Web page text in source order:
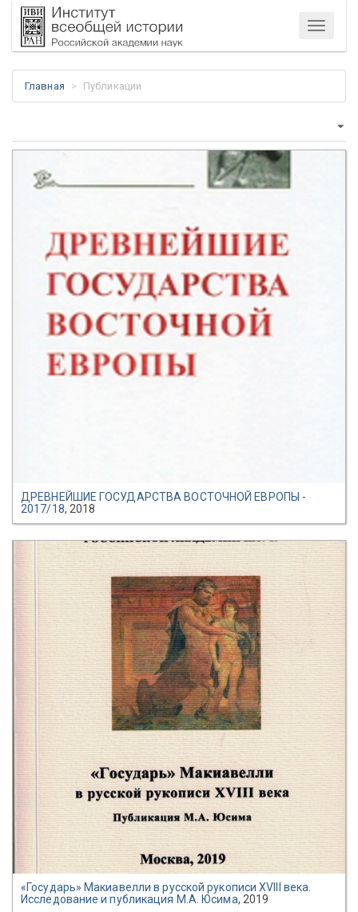
Меню
Главная Публикации
ДРЕВНЕЙШИЕ ГОСУДАРСТВА ВОСТОЧНОЙ ЕВРОПЫ -
2017/18, 2018
«Государь» Макиавелли в русской рукописи XVIII века.
Исследование и публикация М.А. Юсима, 2019